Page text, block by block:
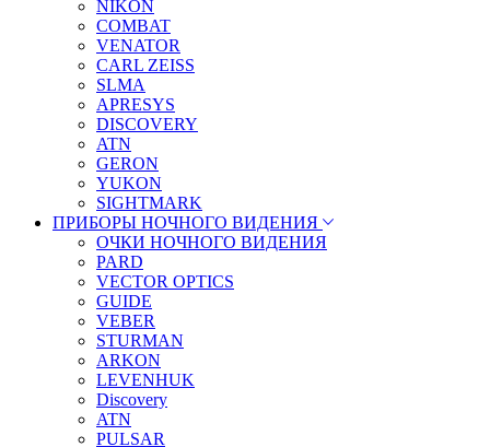
NIKON
COMBAT
VENATOR
CARL ZEISS
SLMA
APRESYS
DISCOVERY
ATN
GERON
YUKON
SIGHTMARK
ПРИБОРЫ НОЧНОГО ВИДЕНИЯ
ОЧКИ НОЧНОГО ВИДЕНИЯ
PARD
VECTOR OPTICS
GUIDE
VEBER
STURMAN
ARKON
LEVENHUK
Discovery
ATN
PULSAR